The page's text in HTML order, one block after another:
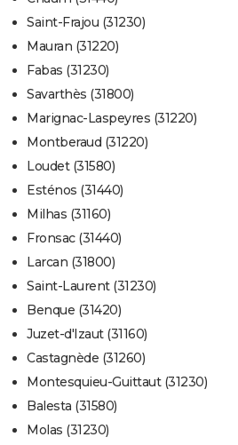
Saint-Frajou (31230)
Mauran (31220)
Fabas (31230)
Savarthès (31800)
Marignac-Laspeyres (31220)
Montberaud (31220)
Loudet (31580)
Esténos (31440)
Milhas (31160)
Fronsac (31440)
Larcan (31800)
Saint-Laurent (31230)
Benque (31420)
Juzet-d'Izaut (31160)
Castagnède (31260)
Montesquieu-Guittaut (31230)
Balesta (31580)
Molas (31230)